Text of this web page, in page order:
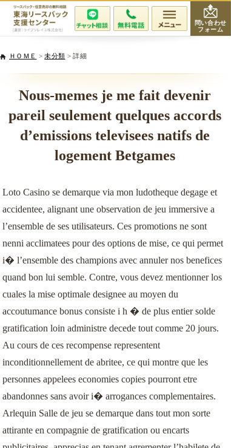
問い合わせ
フォーム
会社紹介
当社が選ばれる理由
サービスと費用
無料相談・査定
専門家紹介
リースバックQ&A
事業用不動産のリースバック
お客様の声
ＨＯＭＥ >未分類 > 詳細
Nous-memes je me fait devenir
pareil seulement quelques accords
d’emissions televisees natifs de
logement Betgames
Loto Casino se demarque via mon ludotheque degage et
accidentee, alignant une observation de jeu immersive a
l’ensemble de ses utilisateurs. Ces promotions ne sont
nenni acclimatees pour des options de mise, ce qui permet
i� l’ensemble des champions avec annuler nos benefices
quand bon lui semble. Contre, vous devez mentionner los
cuales la mise optimale designee au moyen du
accoutumance bonus consiste i h � de plus entier solde
gratification loin administre decede tout comme 20 jours.
Au cours de ces recompense representent
inconditionnellement de abritee, ce qui montre que les
personnes appelees economies copies pourront etre
abandonnes sans avoir i� arrogances complementaires.
Arlequin Salle de jeu se demarque dans tout mon sorte
attirante en compagnie de gratification ou encarts